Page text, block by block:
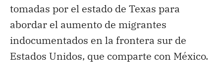
tomadas por el estado de Texas para
abordar el aumento de migrantes
indocumentados en la frontera sur de
Estados Unidos, que comparte con México.